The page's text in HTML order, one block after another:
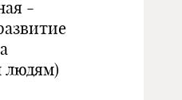
-
людям)